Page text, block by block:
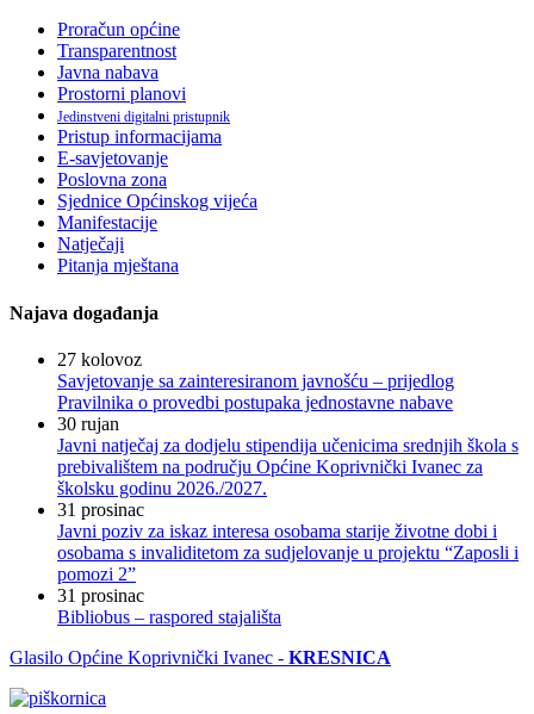
Proračun općine
Transparentnost
Javna nabava
Prostorni planovi
Jedinstveni digitalni pristupnik
Pristup informacijama
E-savjetovanje
Poslovna zona
Sjednice Općinskog vijeća
Manifestacije
Natječaji
Pitanja mještana
Najava događanja
27 kolovoz
Savjetovanje sa zainteresiranom javnošću – prijedlog
Pravilnika o provedbi postupaka jednostavne nabave
30 rujan
Javni natječaj za dodjelu stipendija učenicima srednjih škola s
prebivalištem na području Općine Koprivnički Ivanec za
školsku godinu 2026./2027.
31 prosinac
Javni poziv za iskaz interesa osobama starije životne dobi i
osobama s invaliditetom za sudjelovanje u projektu “Zaposli i
pomozi 2”
31 prosinac
Bibliobus – raspored stajališta
Glasilo Općine Koprivnički Ivanec - KRESNICA